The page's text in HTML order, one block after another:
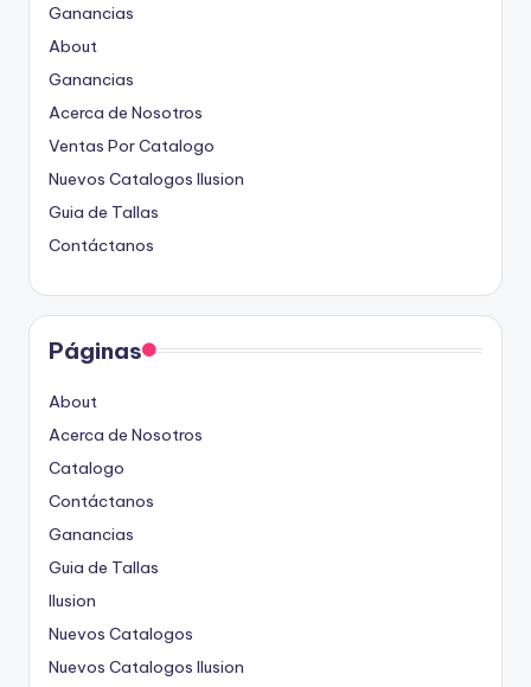
Ganancias
About
Ganancias
Acerca de Nosotros
Ventas Por Catalogo
Nuevos Catalogos Ilusion
Guia de Tallas
Contáctanos
Páginas
About
Acerca de Nosotros
Catalogo
Contáctanos
Ganancias
Guia de Tallas
Ilusion
Nuevos Catalogos
Nuevos Catalogos Ilusion